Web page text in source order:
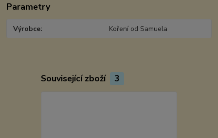
Parametry
Výrobce Koření od Samuela
Související zboží 3